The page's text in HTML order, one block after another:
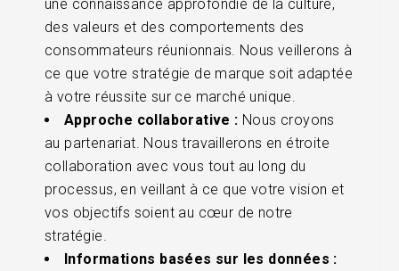
une connaissance approfondie de la culture,
des valeurs et des comportements des
consommateurs réunionnais. Nous veillerons à
ce que votre stratégie de marque soit adaptée
à votre réussite sur ce marché unique.
Approche collaborative : Nous croyons
au partenariat. Nous travaillerons en étroite
collaboration avec vous tout au long du
processus, en veillant à ce que votre vision et
vos objectifs soient au cœur de notre
stratégie.
Informations basées sur les données :